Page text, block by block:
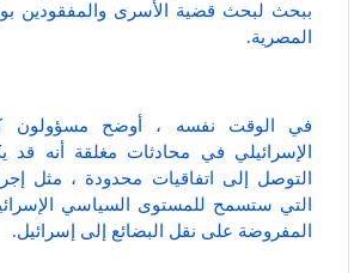
ببحث لبحث قضية الأسرى والمفقودين
المصرية.
في الوقت نفسه ، أوضح مسؤولون
الإسرائيلي في محادثات مغلقة أنه
التوصل إلى اتفاقيات محدودة ، مثل
التي ستسمح للمستوى السياسي
المفروضة على نقل البضائع إلى إسرائيل.